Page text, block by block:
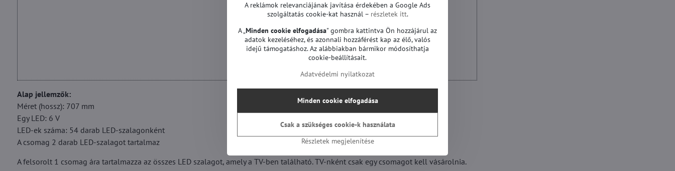
Alap jellemzők:
Méret (hossz): 707 mm
Egy LED: 6 V
LED-ek száma: 54 darab LED-szalagonként
A csomag 2 darab LED-szalagot tartalmaz
A felsorolt 1 csomag ára tartalmazza az összes LED szalagot, amely a TV-ben található. TV-nként csak egy csomagot kell vásárolnia.
A reklámok relevanciájának javítása érdekében a Google Ads
szolgáltatás cookie-kat használ – részletek itt.
A „Minden cookie elfogadása" gombra kattintva Ön hozzájárul az
adatok kezeléséhez, és azonnali hozzáférést kap az élő, valós
idejű támogatáshoz. Az alábbiakban bármikor módosíthatja
cookie-beállításait.
Adatvédelmi nyilatkozat
Részletek megjelenítése
Minden cookie elfogadása
Csak a szükséges cookie-k használata